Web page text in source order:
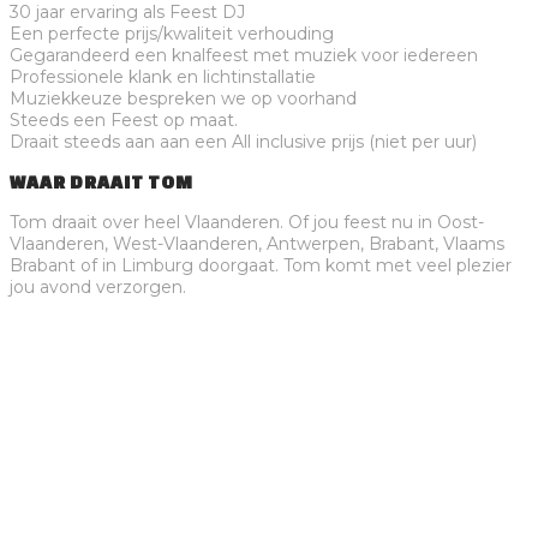
30 jaar ervaring als Feest DJ
Een perfecte prijs/kwaliteit verhouding
Gegarandeerd een knalfeest met muziek voor iedereen
Professionele klank en lichtinstallatie
Muziekkeuze bespreken we op voorhand
Steeds een Feest op maat.
Draait steeds aan aan een All inclusive prijs (niet per uur)
WAAR DRAAIT TOM
Tom draait over heel Vlaanderen. Of jou feest nu in Oost-
Vlaanderen, West-Vlaanderen, Antwerpen, Brabant, Vlaams
Brabant of in Limburg doorgaat. Tom komt met veel plezier
jou avond verzorgen.